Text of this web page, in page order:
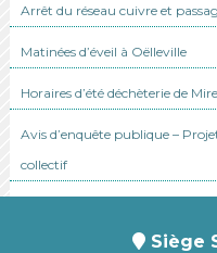
Arrêt du réseau cuivre et
Matinées d’éveil à Oëlleville
Horaires d’été déchèterie de
Avis d’enquête publique –
collectif
Siège